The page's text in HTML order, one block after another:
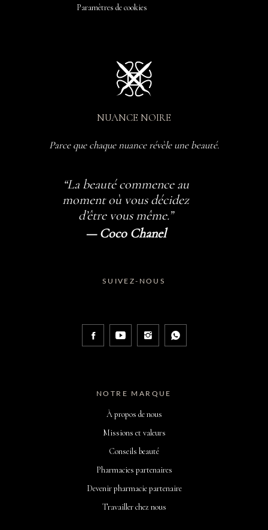
Paramètres de cookies
NUANCE NOIRE
Parce que chaque nuance révèle une beauté.
“La beauté commence au
moment où vous décidez
d’être vous même.”
— Coco Chanel
SUIVEZ-NOUS
NOTRE MARQUE
À propos de nous
Missions et valeurs
Conseils beauté
Pharmacies partenaires
Devenir pharmacie partenaire
Travailler chez nous